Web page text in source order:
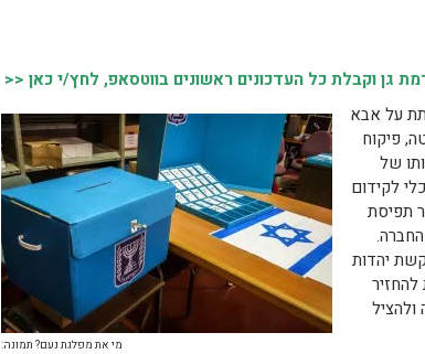
גן וקבלת כל העדכונים ראשונים בווטסאפ, לחץ/י כאן <<
מי את מפלגת נעם? תמונה:
על אבא
פיקוח
של
לקידום
תפיסת
יהדות
להחזיר